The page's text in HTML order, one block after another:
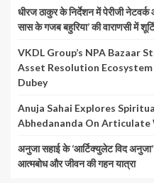
धीरज ठाकुर के निर्देशन में पेरीजी
सास के गजब बहुरिया’ की वाराणसी में
VKDL Group’s NPA Bazaar
Asset Resolution
Dubey
Anuja Sahai Explores
Abhedananda On Articulate
अनुजा सहाई के ‘आर्टिक्युलेट विद
आत्मबोध और जीवन की गहन यात्रा